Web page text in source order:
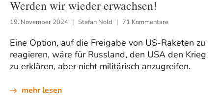
Werden wir wieder erwachsen!
19. November 2024 Stefan Nold 71 Kommentare
Eine Option, auf die Freigabe von US-Raketen zu
reagieren, wäre für Russland, den USA den Krieg
zu erklären, aber nicht militärisch anzugreifen.
mehr lesen